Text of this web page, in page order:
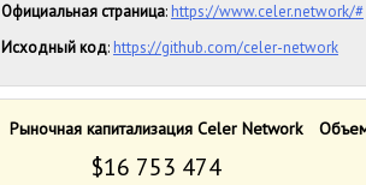
Официальная страница: https://www.celer.network/#
Исходный код: https://github.com/celer-network
Рыночная капитализация Celer Network
$16 753 474